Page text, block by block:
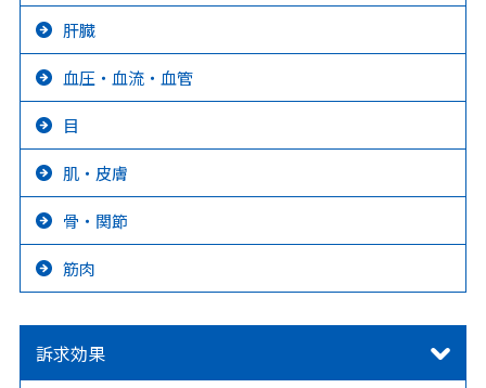
肝臓
血圧・血流・血管
目
肌・皮膚
骨・関節
筋肉
訴求効果